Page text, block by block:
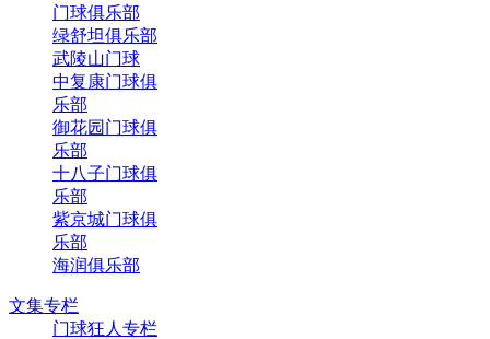
门球俱乐部
绿舒坦俱乐部
武陵山门球
中复康门球俱
乐部
御花园门球俱
乐部
十八子门球俱
乐部
紫京城门球俱
乐部
海润俱乐部
文集专栏
门球狂人专栏